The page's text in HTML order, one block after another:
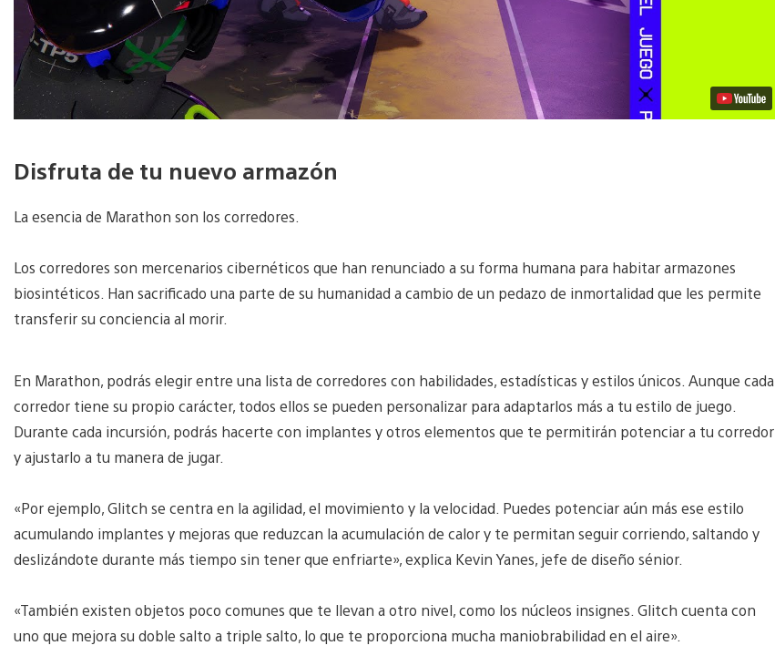
Disfruta de tu nuevo armazón
La esencia de Marathon son los corredores.
Los corredores son mercenarios cibernéticos que han renunciado a su forma humana para habitar armazones
biosintéticos. Han sacrificado una parte de su humanidad a cambio de un pedazo de inmortalidad que les permite
transferir su conciencia al morir.
En Marathon, podrás elegir entre una lista de corredores con habilidades, estadísticas y estilos únicos. Aunque cada
corredor tiene su propio carácter, todos ellos se pueden personalizar para adaptarlos más a tu estilo de juego.
Durante cada incursión, podrás hacerte con implantes y otros elementos que te permitirán potenciar a tu corredor
y ajustarlo a tu manera de jugar.
«Por ejemplo, Glitch se centra en la agilidad, el movimiento y la velocidad. Puedes potenciar aún más ese estilo
acumulando implantes y mejoras que reduzcan la acumulación de calor y te permitan seguir corriendo, saltando y
deslizándote durante más tiempo sin tener que enfriarte», explica Kevin Yanes, jefe de diseño sénior.
«También existen objetos poco comunes que te llevan a otro nivel, como los núcleos insignes. Glitch cuenta con
uno que mejora su doble salto a triple salto, lo que te proporciona mucha maniobrabilidad en el aire».